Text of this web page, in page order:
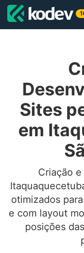
Sites
em
Criação
otimizados
e com layout
posições